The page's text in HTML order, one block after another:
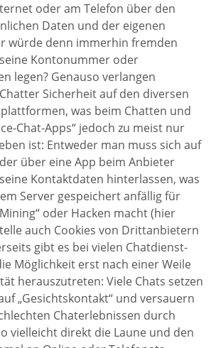
oder am Telefon über den
Daten und der eigenen
würde denn immerhin fremden
Kontonummer oder
legen? Genauso verlangen
Sicherheit auf den diversen
was beim Chatten und
Chat-Apps“ jedoch zu meist nur
ist: Entweder man muss sich auf
über eine App beim Anbieter
Kontaktdaten hinterlassen, was
Server gespeichert anfällig für
oder Hacken macht (hier
auch Cookies von Drittanbietern
gibt es bei vielen Chatdienst-
Möglichkeit erst nach einer Weile
herauszutreten: Viele Chats setzen
„Gesichtskontakt“ und versauern
Chaterlebnissen durch
vielleicht direkt die Laune und den